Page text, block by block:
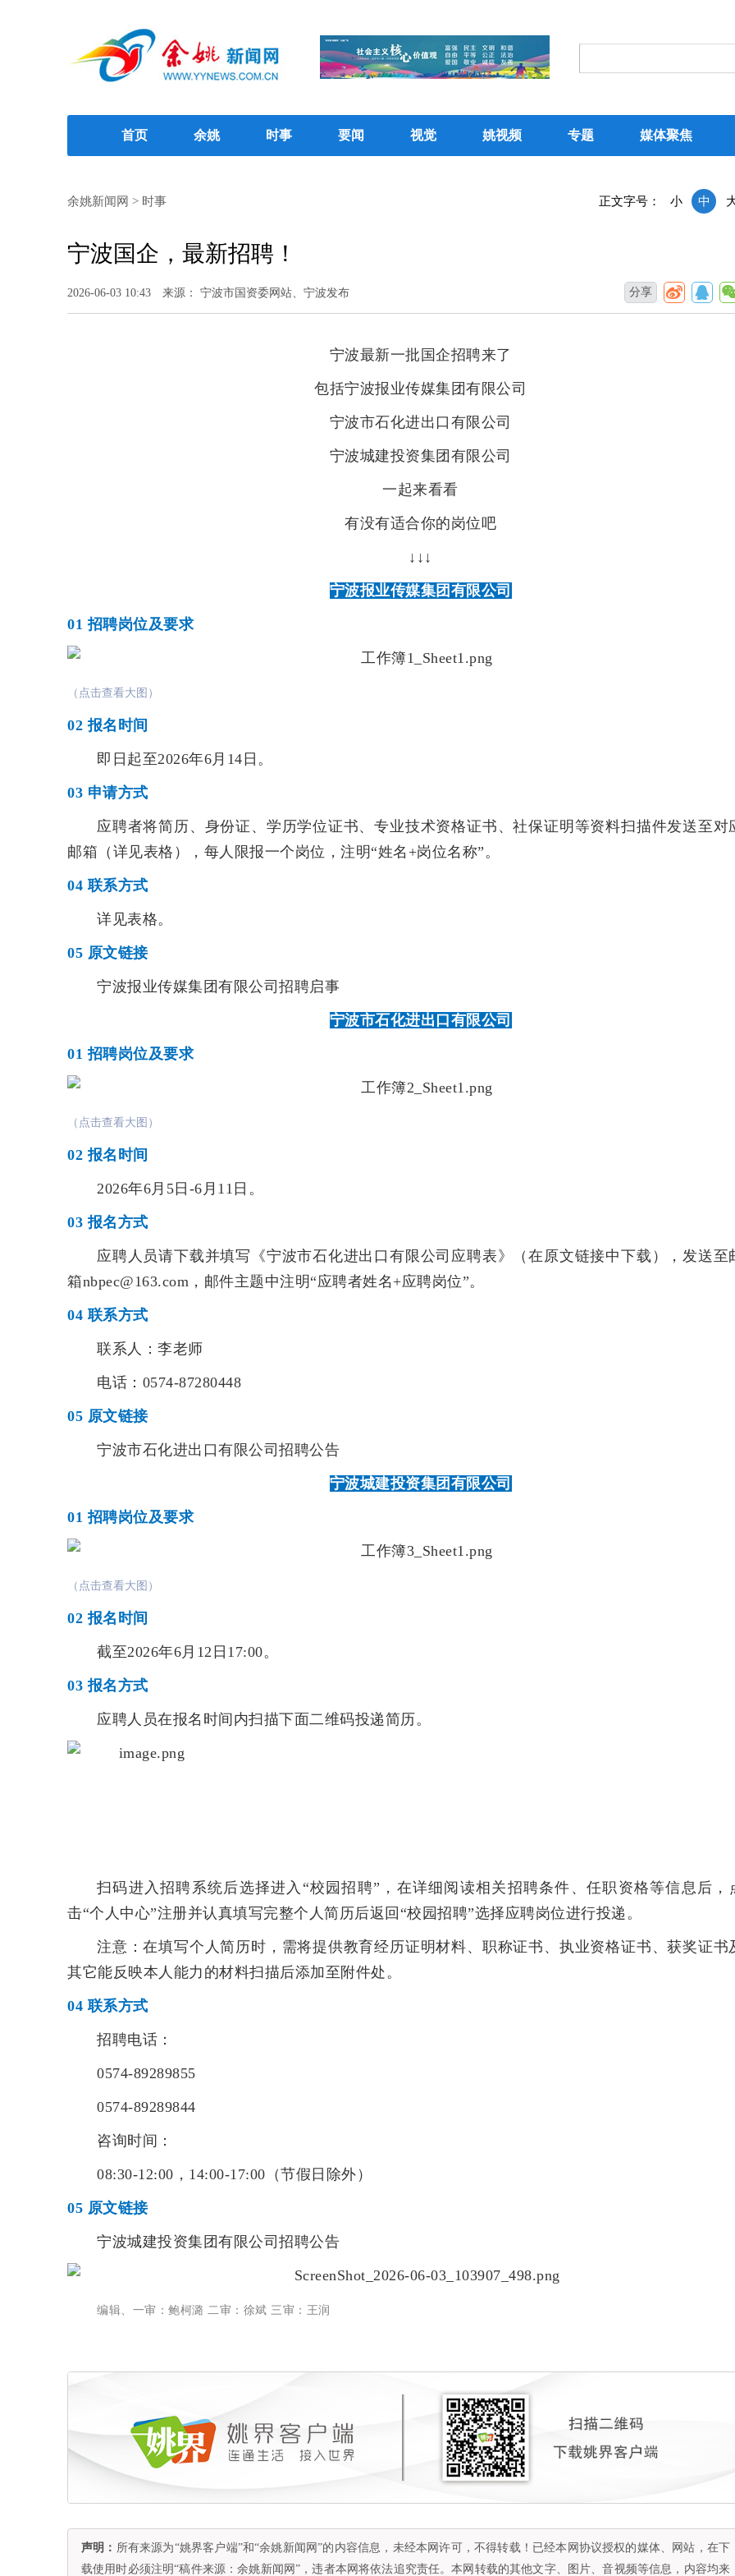
首页 余姚 时事 要闻 视觉 姚视频 专题 媒体聚焦
正文字号： 小 中
余姚新闻网 > 时事
宁波国企，最新招聘！
2026-06-03 10:43 来源： 宁波市国资委网站、宁波发布 分享
宁波最新一批国企招聘来了
包括宁波报业传媒集团有限公司
宁波市石化进出口有限公司
宁波城建投资集团有限公司
一起来看看
有没有适合你的岗位吧
↓↓↓
宁波报业传媒集团有限公司
01招聘岗位及要求
（点击查看大图）
02报名时间
即日起至2026年6月14日。
03 申请方式
应聘者将简历、身份证、学历学位证书、专业技术资格证书、社保证明等资料扫描件发送至对
邮箱（详见表格），每人限报一个岗位，注明“姓名+岗位名称”。
04 联系方式
详见表格。
05 原文链接
宁波报业传媒集团有限公司招聘启事
宁波市石化进出口有限公司
01招聘岗位及要求
（点击查看大图）
02报名时间
2026年6月5日-6月11日。
03报名方式
应聘人员请下载并填写《宁波市石化进出口有限公司应聘表》（在原文链接中下载），发送至
箱nbpec@163.com，邮件主题中注明“应聘者姓名+应聘岗位”。
04 联系方式
联系人：李老师
电话：0574-87280448
05 原文链接
宁波市石化进出口有限公司招聘公告
宁波城建投资集团有限公司
01招聘岗位及要求
（点击查看大图）
02报名时间
截至2026年6月12日17:00。
03报名方式
应聘人员在报名时间内扫描下面二维码投递简历。
扫码进入招聘系统后选择进入“校园招聘”，在详细阅读相关招聘条件、任职资格等信息后，
击“个人中心”注册并认真填写完整个人简历后返回“校园招聘”选择应聘岗位进行投递。
注意：在填写个人简历时，需将提供教育经历证明材料、职称证书、执业资格证书、获奖证书
其它能反映本人能力的材料扫描后添加至附件处。
04 联系方式
招聘电话：
0574-89289855
0574-89289844
咨询时间：
08:30-12:00，14:00-17:00（节假日除外）
05 原文链接
宁波城建投资集团有限公司招聘公告
编辑、一审：鲍柯潞 二审：徐斌 三审：王润
声明： 所有来源为“姚界客户端”和“余姚新闻网”的内容信息，未经本网许可，不得转载！已经本网协议授权的媒体、网站，在下
载使用时必须注明“稿件来源：余姚新闻网”，违者本网将依法追究责任。本网转载的其他文字、图片、音视频等信息，内容均来